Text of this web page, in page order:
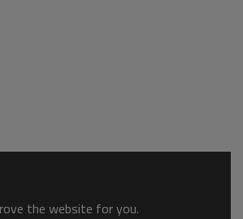
the website for you.